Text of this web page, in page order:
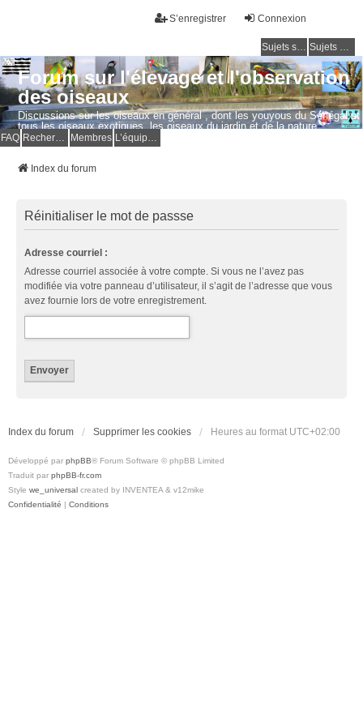
Connexion
S’enregistrer
Sujets sans réponse Sujets actifs
Forum sur l'élevage et l'observation
des oiseaux
Discussions sur les oiseaux en général , dont les youyous du Sénégal et
tous les oiseaux exotiques, les oiseaux du jardin et de la nature.
Questions, photos, expériences.
FAQ Membres
Index du forum
Réinitialiser le mot de passse
Adresse courriel :
Adresse courriel associée à votre compte. Si vous ne l’avez pas
modifiée via votre panneau d’utilisateur, il s’agit de l’adresse que vous
avez fournie lors de votre enregistrement.
Index du forum Supprimer les cookies Heures au format UTC+02:00
Développé par phpBB® Forum Software © phpBB Limited
Traduit par phpBB-fr.com
Style we_universal created by INVENTEA & v12mike
Confidentialité | Conditions